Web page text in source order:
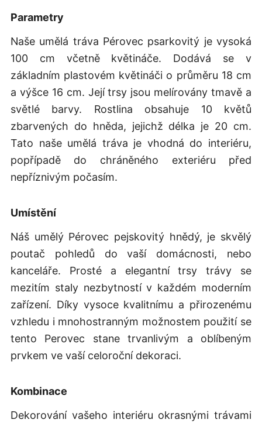
Parametry
Naše umělá tráva Pérovec psarkovitý je vysoká
100 cm včetně květináče. Dodává se v
základním plastovém květináči o průměru 18 cm
a výšce 16 cm. Její trsy jsou melírovány tmavě a
světlé barvy. Rostlina obsahuje 10 květů
zbarvených do hněda, jejichž délka je 20 cm.
Tato naše umělá tráva je vhodná do interiéru,
popřípadě do chráněného exteriéru před
nepříznivým počasím.
Umístění
Náš umělý Pérovec pejskovitý hnědý, je skvělý
poutač pohledů do vaší domácnosti, nebo
kanceláře. Prosté a elegantní trsy trávy se
mezitím staly nezbytností v každém moderním
zařízení. Díky vysoce kvalitnímu a přirozenému
vzhledu i mnohostranným možnostem použití se
tento Perovec stane trvanlivým a oblíbeným
prvkem ve vaší celoroční dekoraci.
Kombinace
Dekorování vašeho interiéru okrasnými trávami